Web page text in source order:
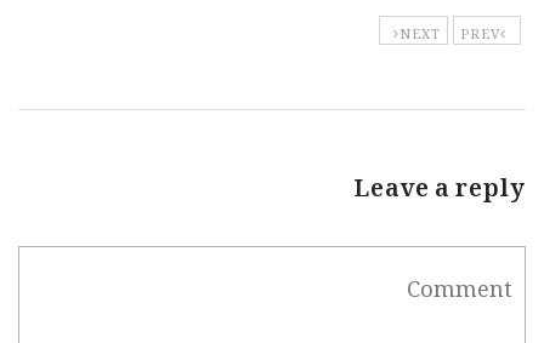
PREV
NEXT
Leave a reply